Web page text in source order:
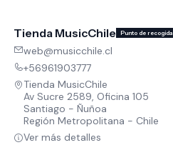
Tienda MusicChile Punto de recogida
web@musicchile.cl
+56961903777
Tienda MusicChile
Av Sucre 2589, Oficina 105
Santiago - Ñuñoa
Región Metropolitana - Chile
Ver más detalles